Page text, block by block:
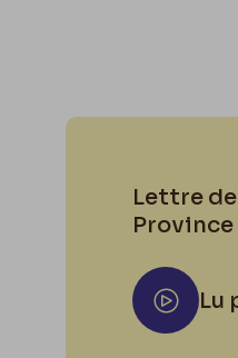
Lettre
Province
Lu